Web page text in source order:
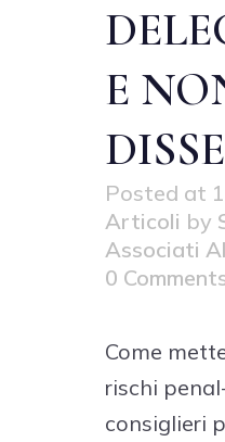
E
Posted at
Articoli by
Associati
0
Come
rischi
consiglieri